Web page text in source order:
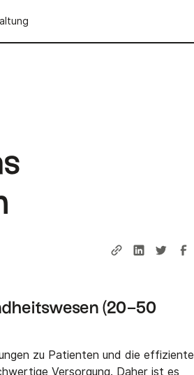
(20–50
zu Patienten und die effiziente
Versorgung. Daher ist es